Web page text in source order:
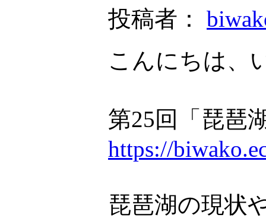
投稿者：
こんにちは、
第25回「琵琶
https://
琵琶湖の現状